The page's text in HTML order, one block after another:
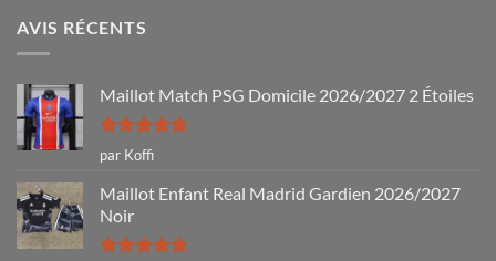
AVIS RÉCENTS
Maillot Match PSG Domicile 2026/2027 2 Étoiles
Note5sur
5
par Koffi
Maillot Enfant Real Madrid Gardien 2026/2027
Noir